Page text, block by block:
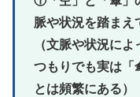
脈や状況を踏まえ
（文脈や状況に
つもりでも実は「
とは頻繁にある）